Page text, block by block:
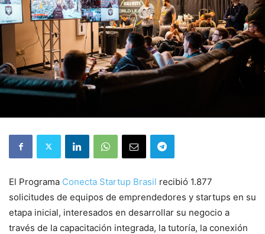
El Programa Conecta Startup Brasil recibió 1.877
solicitudes de equipos de emprendedores y startups en su
etapa inicial, interesados en desarrollar su negocio a
través de la capacitación integrada, la tutoría, la conexión